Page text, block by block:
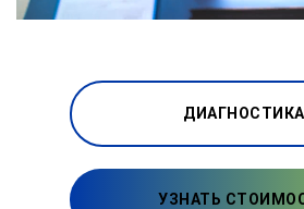
ДИАГНОСТИКА
УЗНАТЬ